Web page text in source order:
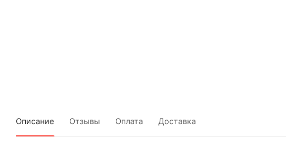
Описание Отзывы Оплата Доставка